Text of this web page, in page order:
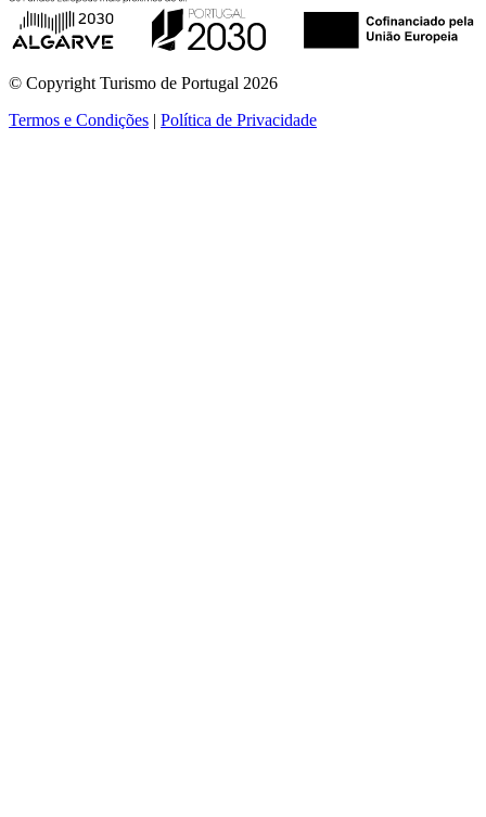
© Copyright Turismo de Portugal 2026
Termos e Condições | Política de Privacidade